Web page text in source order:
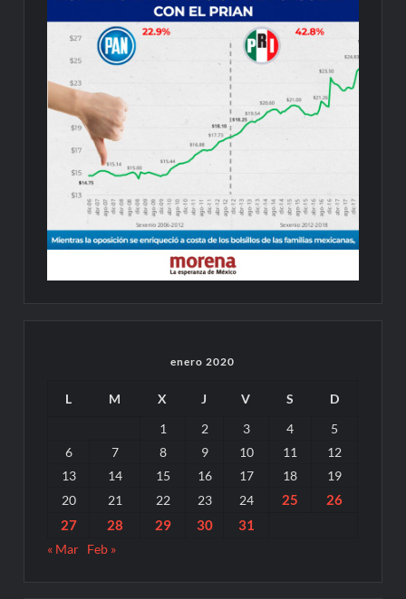
enero 2020
L M X J V S
D
1
2 3 4
5
6
7 8 9 10 11
12
13
14 15 16 17 18
19
20
21 22 23 24 25
26
27
28 29 30 31
« Mar Feb »